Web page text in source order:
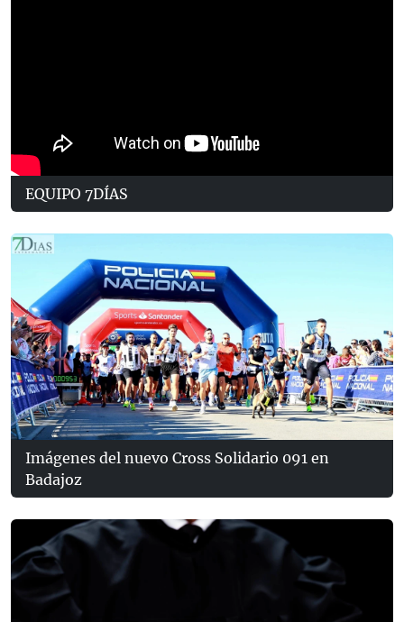
EQUIPO 7DÍAS
Imágenes del nuevo Cross Solidario 091 en
Badajoz